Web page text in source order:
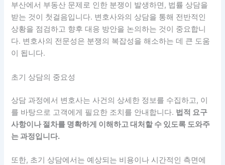
부산에서 부동산 문제로 인한 분쟁이 발생하면, 법률 상담을
받는 것이 첫걸음입니다. 변호사와의 상담을 통해 전반적인
상황을 점검하고 향후 대응 방안을 논의하는 것이 중요합니
다. 변호사의 전문성은 분쟁의 복잡성을 해소하는 데 큰 도움
이 됩니다.
초기 상담의 중요성
상담 과정에서 변호사는 사건의 상세한 정보를 수집하고, 이
를 바탕으로 고객에게 필요한 조치를 안내합니다. 법적 요구
사항이나 절차를 명확하게 이해하고 대처할 수 있도록 도와주
는 과정입니다.
또한, 초기 상담에서는 예상되는 비용이나 시간적인 측면에